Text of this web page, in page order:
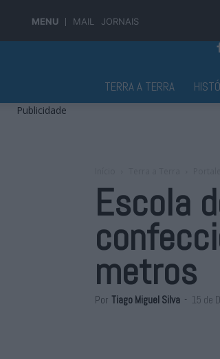
MENU MAIL JORNAIS
TERRA A TERRA
Publicidade
Escola
metros
Por Tiago Miguel Silva - 15 de